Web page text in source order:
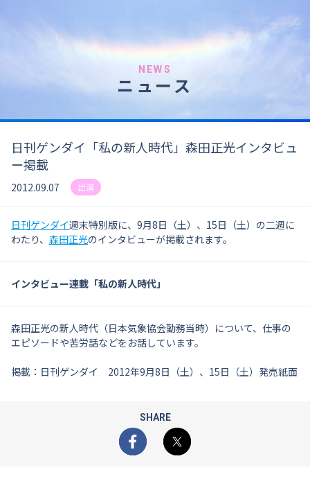
NEWS
ニュース
日刊ゲンダイ「私の新人時代」森田正光インタビュ
ー掲載
2012.09.07 出演
日刊ゲンダイ週末特別版に、9月8日（土）、15日（土）の二週に
わたり、 森田正光のインタビューが掲載されます。
インタビュー連載「私の新人時代」
森田正光の新人時代（日本気象協会勤務当時）について、仕事の
エピソードや苦労話などをお話しています。
掲載：日刊ゲンダイ 2012年9月8日（土）、15日（土）発売紙面
SHARE
Facebook
X